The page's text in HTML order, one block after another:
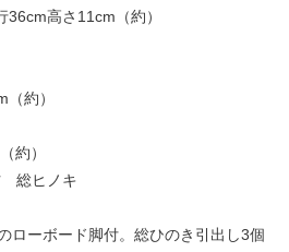
高さ11cm（約）
約）
約）
総ヒノキ
ローボード脚付。総ひのき引出し3個